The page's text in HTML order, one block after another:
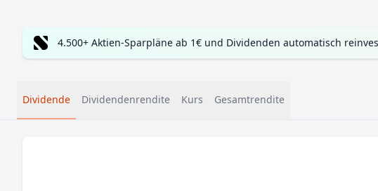
4.500+ Aktien-Sparpläne ab 1€ und Dividenden automatisch
Dividende Dividendenrendite Kurs Gesamtrendite